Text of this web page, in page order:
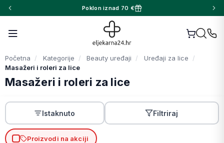
Poklon iznad 70 €
Početna Kategorije Beauty uređaji
Uređaji za lice
Masažeri i roleri za lice
Masažeri i roleri za lice
Istaknuto Filtriraj
Proizvodi na akciji